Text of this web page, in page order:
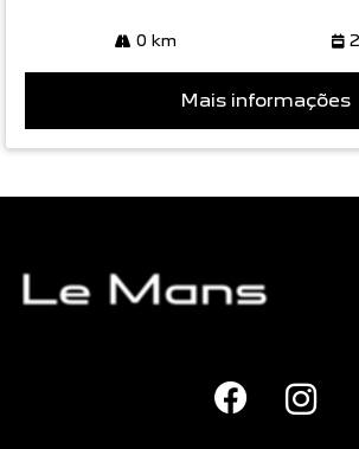
0 km
Mais informações